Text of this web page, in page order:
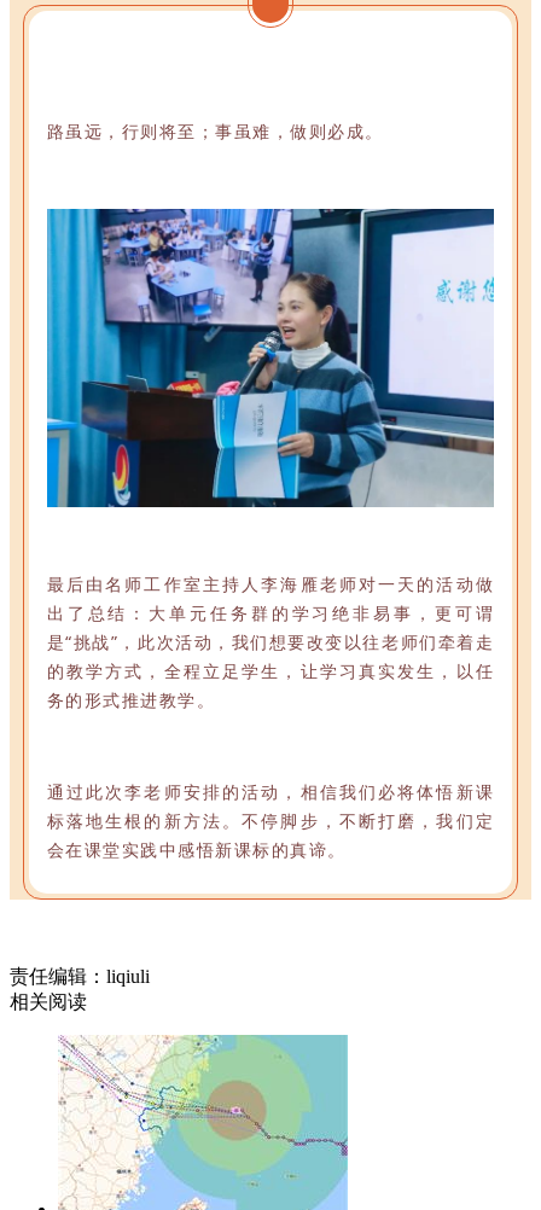
路虽远，行则将至；事虽难，做则必成。
最后由名师工作室主持人李海雁老师对一天的活动做
出了总结：大单元任务群的学习绝非易事，更可谓
是“挑战”，此次活动，我们想要改变以往老师们牵着走
的教学方式，全程立足学生，让学习真实发生，以任
务的形式推进教学。
通过此次李老师安排的活动，相信我们必将体悟新课
标落地生根的新方法。不停脚步，不断打磨，我们定
会在课堂实践中感悟新课标的真谛。
责任编辑：liqiuli
相关阅读